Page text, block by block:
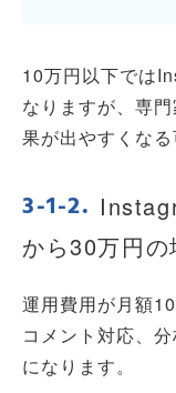
10万円以下では
なりますが、専
果が出やすくなる
から30万円の
運用費用が月額
コメント対応、
になります。